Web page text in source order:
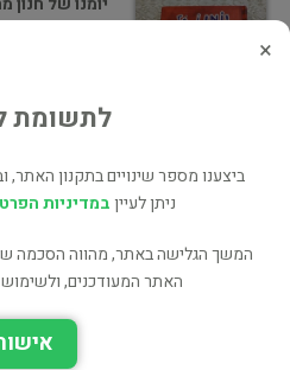
ילדים ונוער
×
לתשומת
ביצענו מספר שינויים בתקנון האתר,
ניתן לעייןבמדיניות
המשך הגלישה באתר, מהווה הסכמה
האתר המעודכנים,